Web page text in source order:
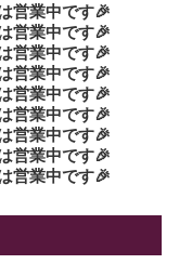
営業中です🎉
営業中です🎉
営業中です🎉
営業中です🎉
営業中です🎉
営業中です🎉
営業中です🎉
営業中です🎉
営業中です🎉